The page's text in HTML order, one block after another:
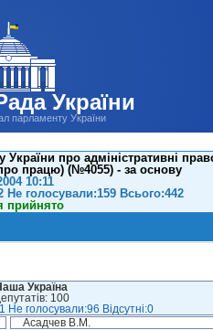
України
парламенту України
про адміністративні
працю) (№4055) - за основу
10:11
голосували:159 Всього:442
прийнято
Україна
100
голосували:96 Відсутні:0
Асадчев В.М.